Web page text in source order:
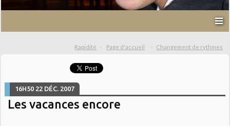
Rapidité Page d'accueil Changement de rythmes
16H50 22 DÉC. 2007
Les vacances encore